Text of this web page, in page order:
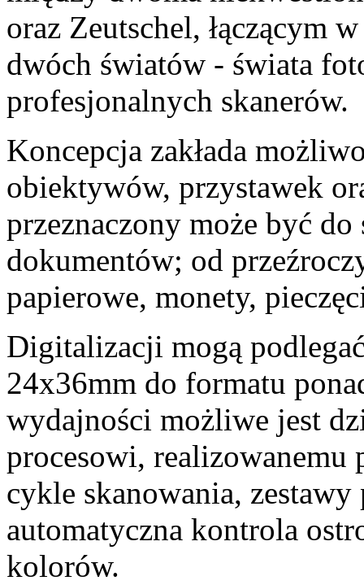
oraz Zeutschel, łączącym
dwóch światów - świata
profesjonalnych skanerów.
Koncepcja zakłada
obiektywów, przystawek
przeznaczony może być
dokumentów; od
papierowe, monety,
Digitalizacji mogą
24x36mm do formatu
wydajności możliwe jest
procesowi,
cykle skanowania,
automatyczna kontrola
kolorów.